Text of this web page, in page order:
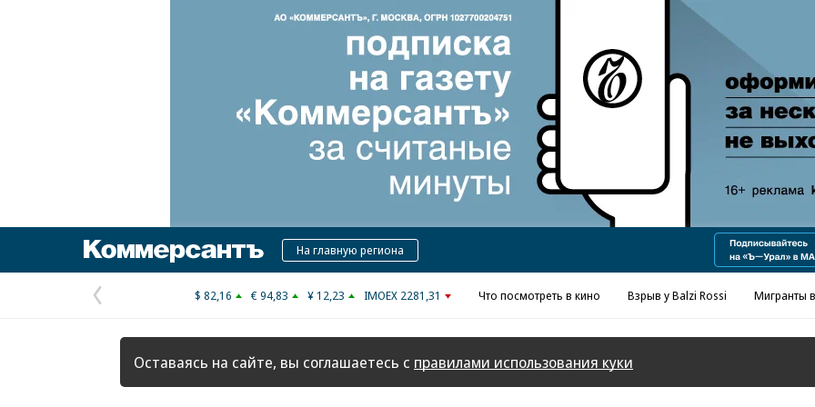
Реклама в «Ъ» www.kommersant.ru/ad
КоммерсантъНа главную региона
Предыдущая
страница
$ 82,16 € 94,83 ¥ 12,23 IMOEX 2281,31 Что посмотреть в кино Взрыв у Balzi Rossi Мигранты
Оставаясь на сайте, вы соглашаетесь с правилами использования куки